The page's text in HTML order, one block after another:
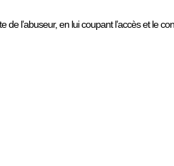
l’abuseur, en lui coupant l’accès et le